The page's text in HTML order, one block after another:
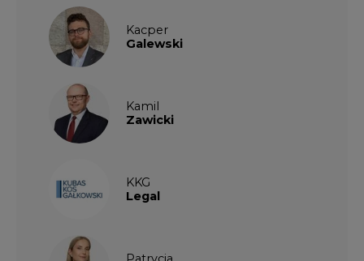
Kacper
Galewski
Kamil
Zawicki
KKG
Legal
Patrycja